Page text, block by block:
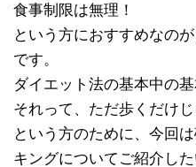
食事制限は無理！
という方におすすめなの
です。
ダイエット法の基本中の基
それって、ただ歩くだけ
という方のために、今回
キングについてご紹介した